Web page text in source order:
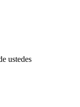
ustedes